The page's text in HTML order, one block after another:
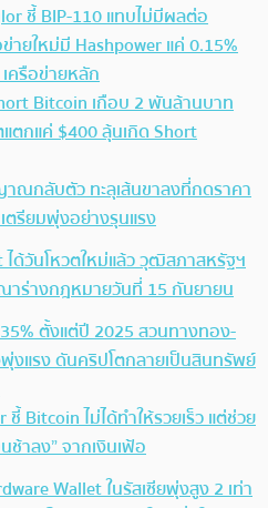
ชี้ BIP-110 แทบไม่มีผลต่อ
ายใหม่มี Hashpower แค่ 0.15%
ครือข่ายหลัก
Bitcoin เกือบ 2 พันล้านบาท
ตกแค่ $400 ลุ้นเกิด Short
ณกลับตัว ทะลุเส้นขาลงที่กดราคา
ตรียมพุ่งอย่างรุนแรง
ได้วันโหวตใหม่แล้ว วุฒิสภาสหรัฐฯ
าร่างกฎหมายวันที่ 15 กันยายน
ตั้งแต่ปี 2025 สวนทางทอง-
งแรง ดันคริปโตกลายเป็นสินทรัพย์
Bitcoin ไม่ได้ทำให้รวยเร็ว แต่ช่วย
ช้าลง” จากเงินเฟ้อ
Wallet ในรัสเซียพุ่งสูง 2 เท่า